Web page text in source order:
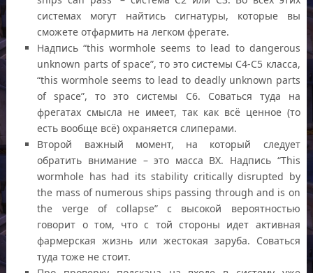
системах могут найтись сигнатуры, которые вы
сможете отфармить на легком фрегате.
Надпись “this wormhole seems to lead to dangerous
unknown parts of space”, то это системы С4-С5 класса,
“this wormhole seems to lead to deadly unknown parts
of space”, то это системы С6. Соваться туда на
фрегатах смысла не имеет, так как всё ценное (то
есть вообще всё) охраняется слиперами.
Второй важный момент, на который следует
обратить внимание – это масса ВХ. Надпись “This
wormhole has had its stability critically disrupted by
the mass of numerous ships passing through and is on
the verge of collapse” с высокой вероятностью
говорит о том, что с той стороны идет активная
фармерская жизнь или жестокая заруба. Соваться
туда тоже не стоит.